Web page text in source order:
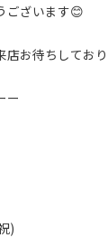
ございます😊
お待ちしており
ー
)